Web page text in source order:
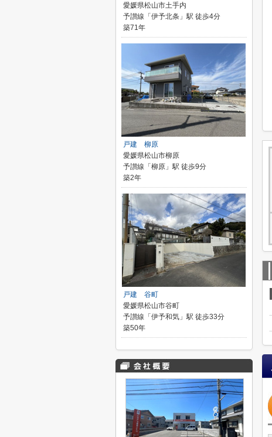
愛媛県松山市土手内
予讃線「伊予北条」駅 徒歩4分
築71年
戸建 柳原
愛媛県松山市柳原
予讃線「柳原」駅 徒歩9分
築2年
戸建 谷町
愛媛県松山市谷町
予讃線「伊予和気」駅 徒歩33分
築50年